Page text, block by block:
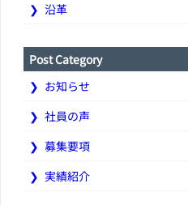
沿革
Post Category
お知らせ
社員の声
募集要項
実績紹介